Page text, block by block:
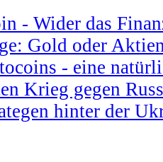
- Wider das
Gold oder
- eine
Krieg gegen
hinter der